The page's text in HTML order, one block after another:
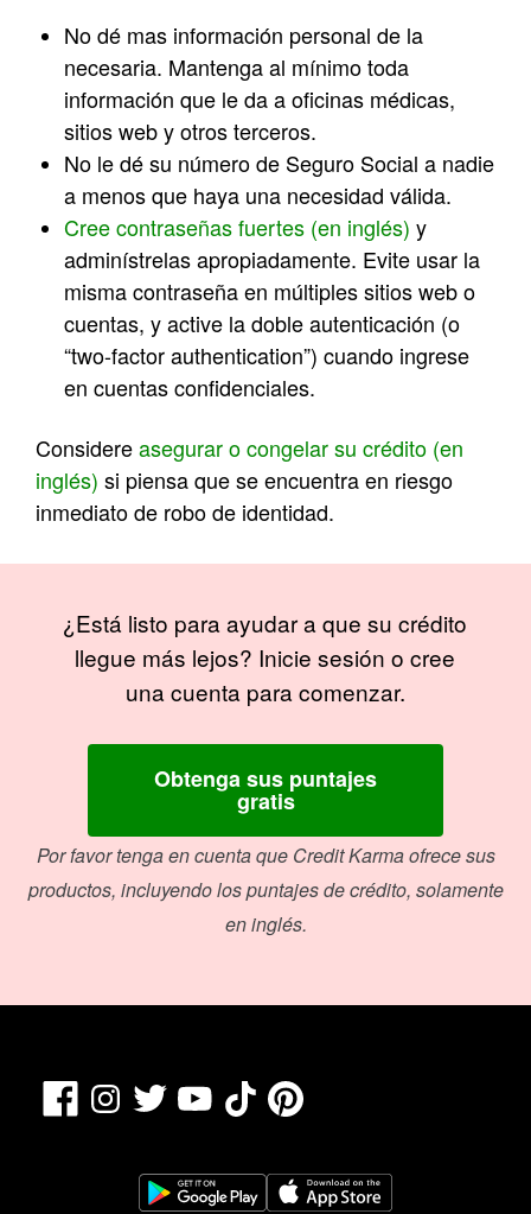
No dé mas información personal de la
necesaria. Mantenga al mínimo toda
información que le da a oficinas médicas,
sitios web y otros terceros.
No le dé su número de Seguro Social a nadie
a menos que haya una necesidad válida.
Cree contraseñas fuertes (en inglés) y
adminístrelas apropiadamente. Evite usar la
misma contraseña en múltiples sitios web o
cuentas, y active la doble autenticación (o
“two-factor authentication”) cuando ingrese
en cuentas confidenciales.
Considereasegurar o congelar su crédito (en
inglés) si piensa que se encuentra en riesgo
inmediato de robo de identidad.
¿Está listo para ayudar a que su crédito
llegue más lejos? Inicie sesión o cree
una cuenta para comenzar.
Obtenga sus puntajes
gratis
Por favor tenga en cuenta que Credit Karma ofrece sus
productos, incluyendo los puntajes de crédito, solamente
en inglés.
FacebookInstagram
Twitter YouTubeTikTokPinterest